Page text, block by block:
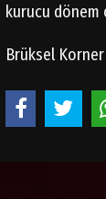
kurucu dönem
Brüksel